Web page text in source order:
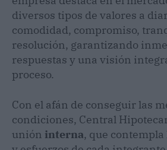
diversos tipos de valores a
comodidad, compromiso,
resolución, garantizando
respuestas y una visión
proceso.
Con el afán de conseguir las
condiciones, Central
unión interna, que